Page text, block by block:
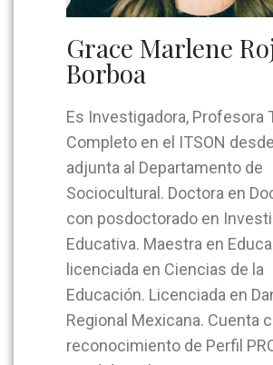
Grace Marlene
Borboa
Es Investigadora, Profesora
Completo en el ITSON
adjunta al Departamento de
Sociocultural. Doctora en
con posdoctorado en
Educativa. Maestra en
licenciada en Ciencias de la
Educación. Licenciada en
Regional Mexicana. Cuenta
reconocimiento de Perfil